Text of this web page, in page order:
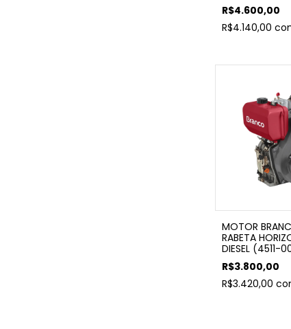
R$4.600,00
R$4.140,00
MOTOR
RABETA
DIESEL (4511-
R$3.800,00
R$3.420,00